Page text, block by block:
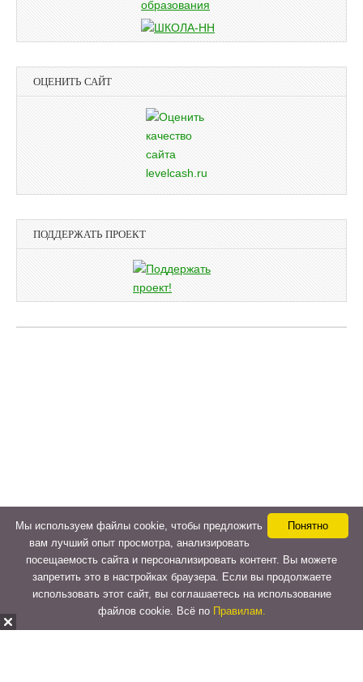
ОЦЕНИТЬ САЙТ
ПОДДЕРЖАТЬ ПРОЕКТ
Понятно
Мы используем файлы cookie, чтобы предложить
вам лучший опыт просмотра, анализировать
посещаемость сайта и персонализировать контент. Вы можете
запретить это в настройках браузера. Если вы продолжаете
использовать этот сайт, вы соглашаетесь на использование
файлов cookie. Всё по Правилам.